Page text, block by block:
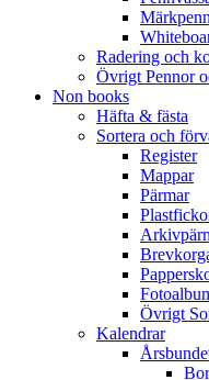
Radering och
Övrigt Pennor
Non books
Häfta & fästa
Sortera och
Register
Mappar
Pärmar
Övrigt
Kalendrar